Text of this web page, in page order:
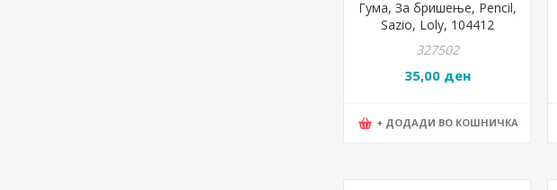
Гума, За бришење, Pencil,
Sazio, Loly, 104412
327502
35,00 ден
+ ДОДАДИ ВО КОШНИЧКА